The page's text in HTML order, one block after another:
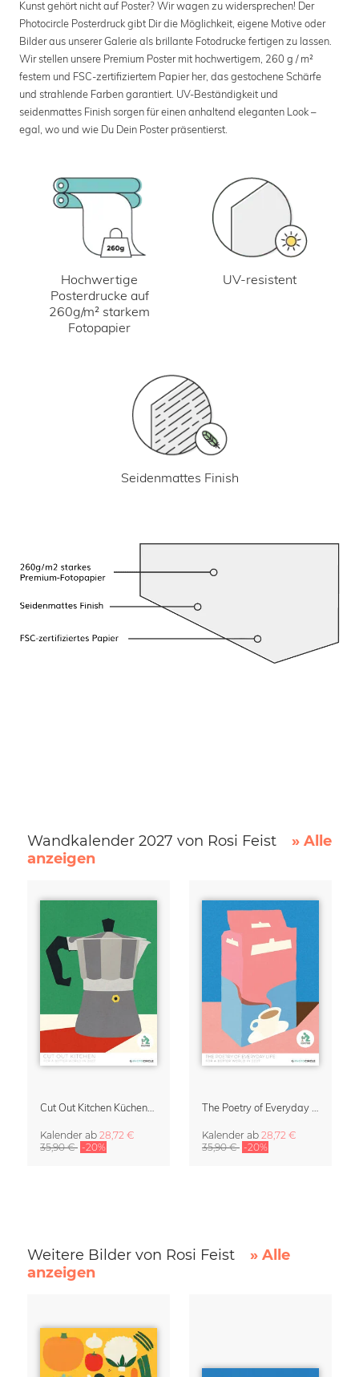
Kunst gehört nicht auf Poster? Wir wagen zu widersprechen! Der
Photocircle Posterdruck gibt Dir die Möglichkeit, eigene Motive oder
Bilder aus unserer Galerie als brillante Fotodrucke fertigen zu lassen.
Wir stellen unsere Premium Poster mit hochwertigem, 260 g / m²
festem und FSC-zertifiziertem Papier her, das gestochene Schärfe
und strahlende Farben garantiert. UV-Beständigkeit und
seidenmattes Finish sorgen für einen anhaltend eleganten Look –
egal, wo und wie Du Dein Poster präsentierst.
Hochwertige
Posterdrucke auf
260g/m² starkem
Fotopapier
UV-resistent
Seidenmattes Finish
Wandkalender 2027 von Rosi Feist
» Alle
anzeigen
Kalender ab 28,72 €
35,90 € -20%
Kalender ab 28,72 €
35,90 € -20%
Weitere Bilder von Rosi Feist
» Alle
anzeigen